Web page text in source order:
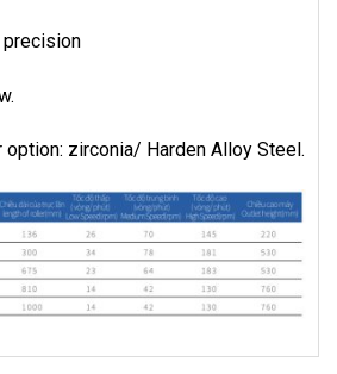
zirconia/ Harden Alloy Steel.